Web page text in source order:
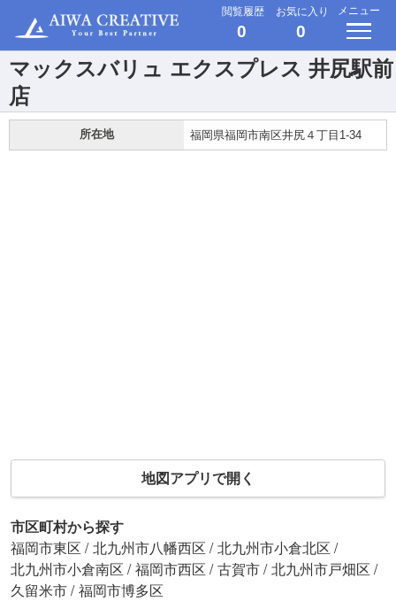
閲覧履歴
0
お気に入り
0
メニュー
マックスバリュ エクスプレス 井尻駅前
店
所在地 福岡県福岡市南区井尻４丁目1-34
地図アプリで開く
市区町村から探す
福岡市東区 / 北九州市八幡西区 / 北九州市小倉北区 /
北九州市小倉南区 / 福岡市西区 / 古賀市/ 北九州市戸畑区 /
久留米市/ 福岡市博多区